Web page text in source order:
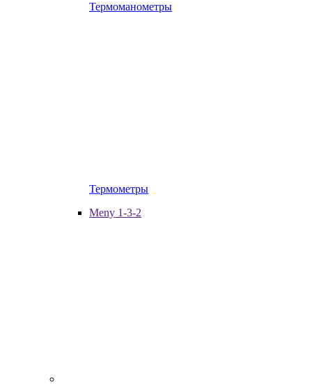
Термоманометры
Термометры
Meny 1-3-2